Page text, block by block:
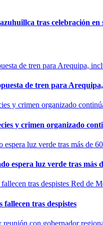
tras celebración en
de tren para
y crimen organizado
espera luz verde tras más
Red de
tras despistes